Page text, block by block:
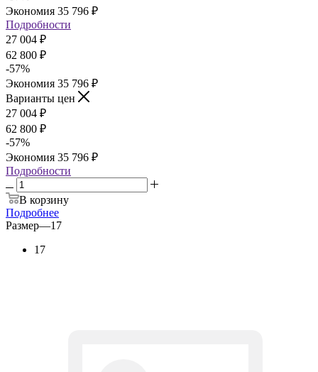
Экономия 35 796 ₽
Подробности
27 004 ₽
62 800 ₽
-57%
Экономия 35 796 ₽
Варианты цен
27 004 ₽
62 800 ₽
-57%
Экономия 35 796 ₽
Подробности
В корзину
Подробнее
Размер—17
17